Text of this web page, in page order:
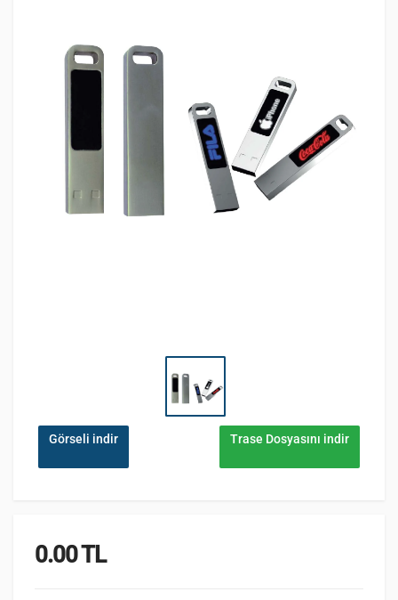
Görseli indir Trase Dosyasını indir
0.00 TL